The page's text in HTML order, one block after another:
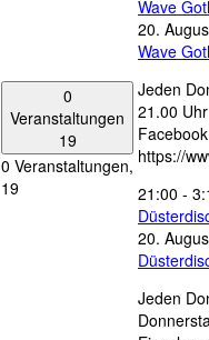
0
Veranstaltungen
19
0 Veranstaltungen,
19
Wave
20.
Wave
Jeden
21.00
https://
21:00 -
20.
Jeden